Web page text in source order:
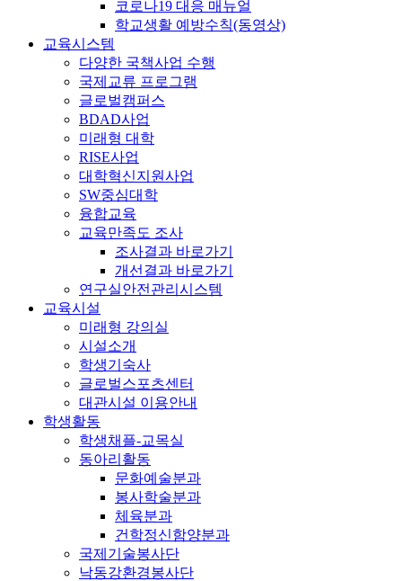
코로나19 대응 매뉴얼
학교생활 예방수칙(동영상)
교육시스템
다양한 국책사업 수행
국제교류 프로그램
글로벌캠퍼스
BDAD사업
미래형 대학
RISE사업
대학혁신지원사업
SW중심대학
융합교육
교육만족도 조사
조사결과 바로가기
개선결과 바로가기
연구실안전관리시스템
교육시설
미래형 강의실
시설소개
학생기숙사
글로벌스포츠센터
대관시설 이용안내
학생활동
학생채플-교목실
동아리활동
문화예술분과
봉사학술분과
체육분과
건학정신함양분과
국제기술봉사단
낙동강환경봉사단